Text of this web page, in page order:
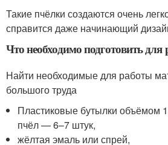
Такие пчёлки создаются очень
справится даже начинающий
Что необходимо подготовить для
Найти необходимые для работы
большого труда
Пластиковые бутылки объёмом
пчёл — 6–7 штук,
жёлтая эмаль или спрей,